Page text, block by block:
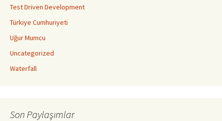
Test Driven Development
Türkiye Cumhuriyeti
Uğur Mumcu
Uncategorized
Waterfall
Son Paylaşımlar